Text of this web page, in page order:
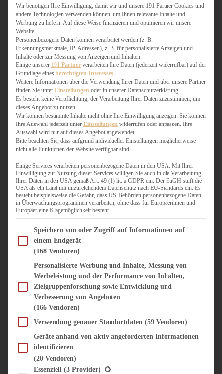
SCHOKOLADIGES
SÜSSES HAUPTGERICHT
TÖRTCHEN
VEGAN SÜSS
WEIHNACHTSBÄCKEREI
HERZHAFT
BURGER & SANDWICHES
FIX AUF DEM TISCH
FLEISCH & FISCH
GRILLEN / BARBECUE
HERZHAFTES BACKEN
ONE-POT-GERICHTE
PASTA & NUDELGERICHTE
PIZZA, TARTES & QUICHES
REIS & RISOTTO
SALATE & SNACKS
SUPPENKASPEREIEN
VORSPEISEN
SÜSS & HERZHAFT
BROTAUFSTRICH
DIPS, SAUCEN, CHUTNEYS
KÜCHENGESCHENKE
Wir benötigen Ihre Einwilligung, damit wir und unsere 191 Partner Cookies und
andere Technologien verwenden können, um Ihnen relevante Inhalte und
Werbung zu liefern. Auf diese Weise finanzieren und optimieren wir unsere
Website.
Personenbezogene Daten können verarbeitet werden (z. B.
Erkennungsmerkmale, IP-Adressen), z. B. für personalisierte Anzeigen und
Inhalte oder zur Messung von Anzeigen und Inhalten.
Einige unserer 191 Partner verarbeiten Ihre Daten (jederzeit widerrufbar) auf der
Grundlage eines berechtigten Interesses
Weitere Informationen über die Verwendung Ihrer Daten und über unsere Partner
finden Sie unter Einstellungen oder in unserer Datenschutzerklärung.
Es besteht keine Verpflichtung, der Verarbeitung Ihrer Daten zuzustimmen, um
dieses Angebot zu nutzen.
Wir können bestimmte Inhalte nicht ohne Ihre Einwilligung anzeigen. Sie können
Ihre Auswahl jederzeit unter Einstellungen widerrufen oder anpassen. Ihre
Auswahl wird nur auf dieses Angebot angewendet.
Bitte beachten Sie, dass aufgrund individueller Einstellungen möglicherweise
nicht alle Funktionen der Website verfügbar sind.
Einige Services verarbeiten personenbezogene Daten in den USA. Mit Ihrer
Einwilligung zur Nutzung dieser Services willigen Sie auch in die Verarbeitung
Ihrer Daten in den USA gemäß Art. 49 (1) lit. a GDPR ein. Der EuGH stuft die
USA als ein Land mit unzureichendem Datenschutz nach EU-Standards ein. Es
besteht beispielsweise die Gefahr, dass US-Behörden personenbezogene Daten
in Überwachungsprogrammen verarbeiten, ohne dass für Europäerinnen und
Europäer eine Klagemöglichkeit besteht.
Im Folgenden finden Sie eine Liste der Zwecke des IAB Transparency and Consent
Speichern von oder Zugriff auf Informationen auf
einem Endgerät
(168 Vendoren)
Personalisierte Werbung und Inhalte, Messung von
Werbeleistung und der Performance von Inhalten,
Zielgruppenforschung sowie Entwicklung und
Verbesserung von Angeboten
(166 Vendoren)
Verwendung genauer Standortdaten (59 Vendoren)
Geräte anhand von aktiv angeforderten Informationen
identifizieren
(20 Vendoren)
Es folgt eine Liste der Service-Gruppen, für die eine Einwilligung erteilt werden
Essenziell (3 Provider)